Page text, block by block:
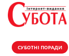
СУБОТНІ ПОРАДИ